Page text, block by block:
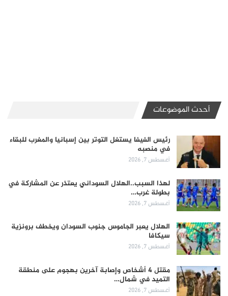
أحدث الموضوعات
رئيس الفيفا يستغل التوتر بين إسبانيا والمغرب للبقاء
في منصبه
أغسطس 7, 2026
لهذا السبب..الهلال السوداني يعتذر عن المشاركة في
بطولة غرب…
أغسطس 7, 2026
الهلال يعبر الجاموس جنوب السودان ويخطف برونزية
سيكافا
أغسطس 7, 2026
مقتل 4 أشخاص وإصابة آخرين بهجوم على منطقة
التميد في شمال…
أغسطس 7, 2026